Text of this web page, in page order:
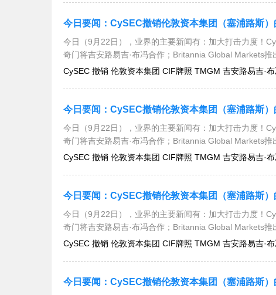
今日（9月22日），业界的主要新闻有：加大打击力度！
奇门将吉安路易吉·布冯合作；Britannia Global Markets推
CySEC 撤销 伦敦资本集团 CIF牌照 TMGM 吉安路易吉·
今日（9月22日），业界的主要新闻有：加大打击力度！
奇门将吉安路易吉·布冯合作；Britannia Global Markets推
CySEC 撤销 伦敦资本集团 CIF牌照 TMGM 吉安路易吉·
今日（9月22日），业界的主要新闻有：加大打击力度！
奇门将吉安路易吉·布冯合作；Britannia Global Markets推
CySEC 撤销 伦敦资本集团 CIF牌照 TMGM 吉安路易吉·